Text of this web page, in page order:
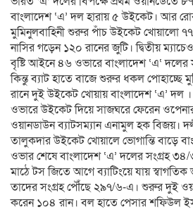
বাংলাদেশ ‘এ’ দল হারায় ৫ উইকেট। আর
মুমিনুলবাহিনী শুরুর পাঁচ উইকেট খোয়ালো ৭৭
নাসির গড়েন ১২০ রানের জুটি। দ্বিতীয়
বৃষ্টি আইনে ৪৬ ওভারে বাংলাদেশ ‘এ‘ দলের
কিন্তু ব্যাট হাতে বাজে শুরুর ধকল পোহাচ্ছে
রানে দুই উইকেট খোয়ায় বাংলাদেশ ‘এ’ দল
ওভারে উইকেট দিয়ে সাজঘরে ফেরেন
ওয়ানডাউন ব্যাটসম্যান এনামুল হক বিজয়।
তালুকদার উইকেট খোয়ালে ভোগান্তি বাড়ে
ওভার শেষে বাংলাদেশ ‘এ’ দলের সংগ্রহ ৩৪/
মাঠে টস জিতে আগে ব্যাটিংয়ে যায়
তাদের সংগ্রহ পৌঁছে ২৯৭/৬-এ। শুরুর দুই
করেন ১০৪ রান। বল হাতে পেসার শফিউল